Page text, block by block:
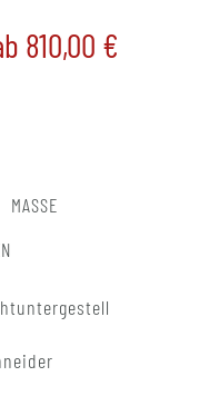
810,00 €
MASSE